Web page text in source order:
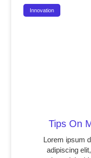
Innovation
Tips On
Lorem ipsum
adipiscing